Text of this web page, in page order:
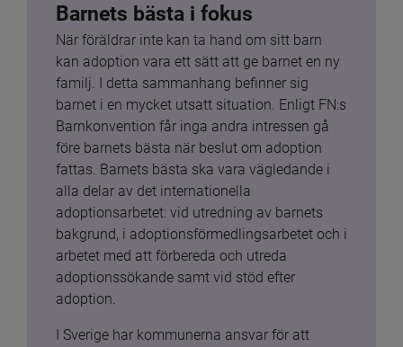
Barnets bästa i fokus
När föräldrar inte kan ta hand om sitt barn
kan adoption vara ett sätt att ge barnet en ny
familj. I detta sammanhang befinner sig
barnet i en mycket utsatt situation. Enligt FN:s
Barnkonvention får inga andra intressen gå
före barnets bästa när beslut om adoption
fattas. Barnets bästa ska vara vägledande i
alla delar av det internationella
adoptionsarbetet: vid utredning av barnets
bakgrund, i adoptionsförmedlingsarbetet och i
arbetet med att förbereda och utreda
adoptionssökande samt vid stöd efter
adoption.
I Sverige har kommunerna ansvar för att